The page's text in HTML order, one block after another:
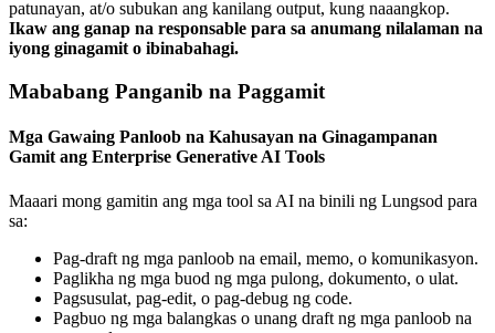
patunayan, at/o subukan ang kanilang output, kung naaangkop.
Ikaw ang ganap na responsable para sa anumang nilalaman na
iyong ginagamit o ibinabahagi.
Mababang Panganib na Paggamit
Mga Gawaing Panloob na Kahusayan na Ginagampanan
Gamit ang Enterprise Generative AI Tools
Maaari mong gamitin ang mga tool sa AI na binili ng Lungsod para
sa:
Pag-draft ng mga panloob na email, memo, o komunikasyon.
Paglikha ng mga buod ng mga pulong, dokumento, o ulat.
Pagsusulat, pag-edit, o pag-debug ng code.
Pagbuo ng mga balangkas o unang draft ng mga panloob na